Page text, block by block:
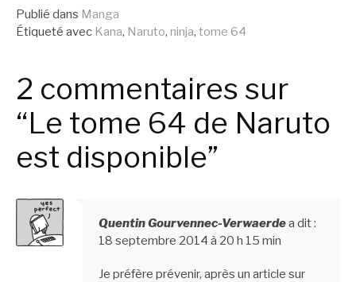
la
suite
Publié dans Manga
Étiqueté avec Kana, Naruto, ninja, tome 64
2 commentaires sur
“Le tome 64 de Naruto
est disponible”
Quentin Gourvennec-Verwaerdea dit :
18 septembre 2014 à 20 h 15 min
Je préfère prévenir, après un article sur